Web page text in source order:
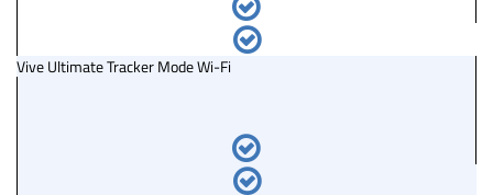
Vive Ultimate Tracker Mode Wi-Fi